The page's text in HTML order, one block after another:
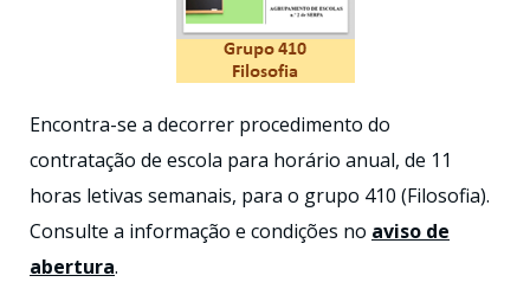
Encontra-se a decorrer procedimento do
contratação de escola para horário anual, de 11
horas letivas semanais, para o grupo 410 (Filosofia).
Consulte a informação e condições no aviso de
abertura.